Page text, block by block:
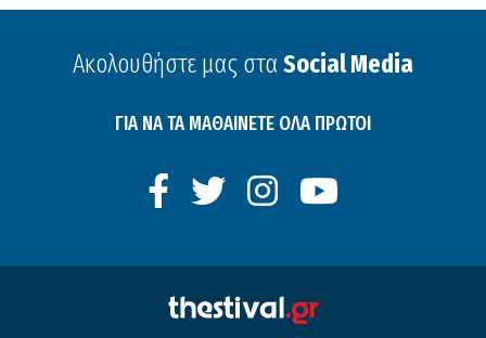
Ακολουθήστε μας στα Social Media
ΓΙΑ ΝΑ ΤΑ ΜΑΘΑΙΝΕΤΕ ΟΛΑ ΠΡΩΤΟΙ